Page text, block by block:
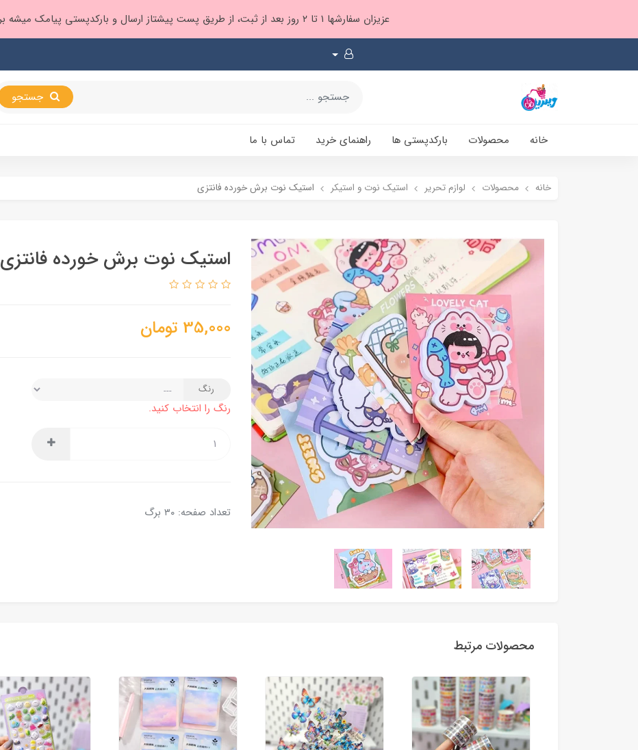
عزیزان سفارشها ۱ تا ۲ روز بعد از ثبت، از طریق پست پیشتاز ارسال و بارکدپستی پیامک میشه براتون ❤️
خانه محصولات بارکدپستی ها راهنمای خرید تماس با ما
خانه محصولات لوازم تحریر استیک نوت و استیکر استیک نوت برش خورده فانتزی
استیک نوت برش خورده فانتزی
35,000 تومان
رنگ
رنگ را انتخاب کنید.
تعداد صفحه: ۳۰ برگ
محصولات مرتبط